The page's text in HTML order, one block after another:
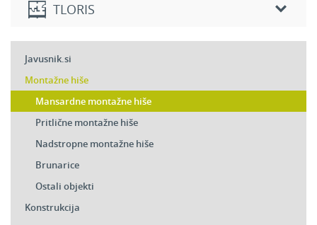
TLORIS
Dnevni prostor:
Jedilnica:
Kuhinja:
Kopalnica:
Hodnik:
Stopnišče:
Kabinet:
Javusnik.si
Montažne hiše
Mansardne montažne hiše
Pritlične montažne hiše
Nadstropne montažne hiše
Brunarice
Ostali objekti
Konstrukcija